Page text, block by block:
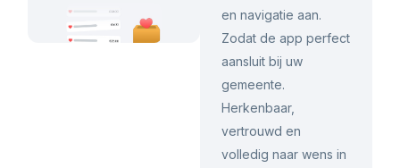
en navigatie aan.
Zodat de app perfect
aansluit bij uw
gemeente.
Herkenbaar,
vertrouwd en
volledig naar wens in